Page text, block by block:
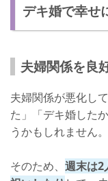
デキ婚で幸せ
夫婦関係を良
夫婦関係が悪化し
た」「デキ婚した
うかもしれません。
そのため、 週末は2